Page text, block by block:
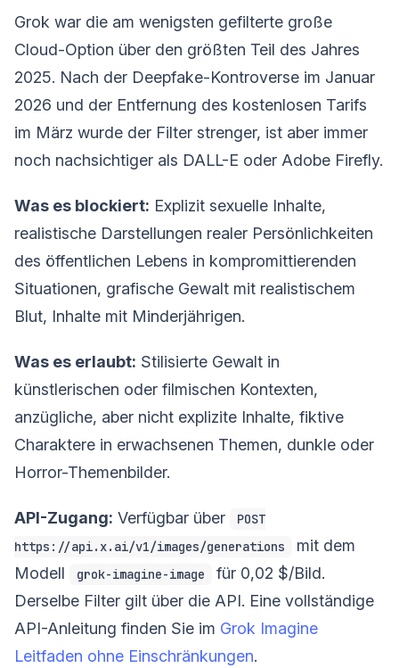
Grok war die am wenigsten gefilterte große
Cloud-Option über den größten Teil des Jahres
2025. Nach der Deepfake-Kontroverse im Januar
2026 und der Entfernung des kostenlosen Tarifs
im März wurde der Filter strenger, ist aber immer
noch nachsichtiger als DALL-E oder Adobe Firefly.
Was es blockiert: Explizit sexuelle Inhalte,
realistische Darstellungen realer Persönlichkeiten
des öffentlichen Lebens in kompromittierenden
Situationen, grafische Gewalt mit realistischem
Blut, Inhalte mit Minderjährigen.
Was es erlaubt: Stilisierte Gewalt in
künstlerischen oder filmischen Kontexten,
anzügliche, aber nicht explizite Inhalte, fiktive
Charaktere in erwachsenen Themen, dunkle oder
Horror-Themenbilder.
API-Zugang: Verfügbar über
POST
https://api.x.ai/v1/images/generations
mit dem
Modell
grok-imagine-image
für 0,02 $/Bild.
Derselbe Filter gilt über die API. Eine vollständige
API-Anleitung finden Sie im Grok Imagine
Leitfaden ohne Einschränkungen.